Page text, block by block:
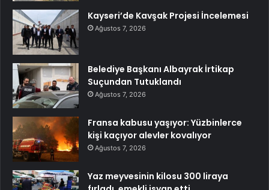
Kayseri’de Kavşak Projesi İncelemesi
Ağustos 7, 2026
Belediye Başkanı Albayrak İrtikap
Suçundan Tutuklandı
Ağustos 7, 2026
Fransa kabusu yaşıyor: Yüzbinlerce
kişi kaçıyor alevler kovalıyor
Ağustos 7, 2026
Yaz meyvesinin kilosu 300 liraya